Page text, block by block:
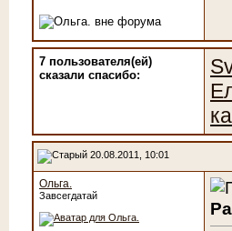
7 пользователя(ей)
сказали cпасибо:
20.08.2011, 10:01
Ольга.
Завсегдатай